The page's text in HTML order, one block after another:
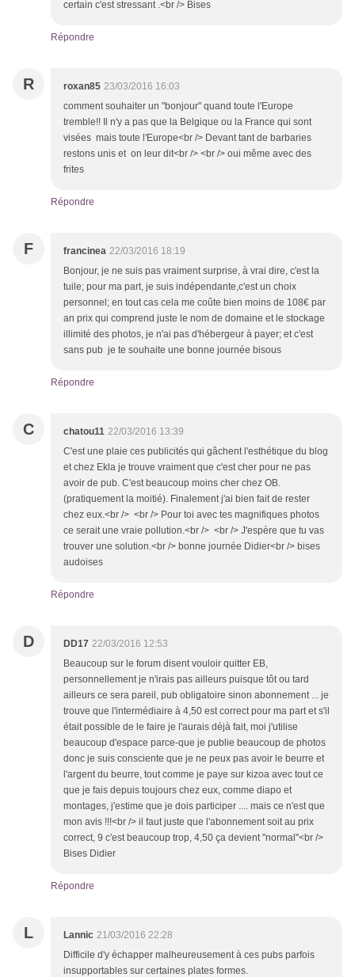
certain c'est stressant .<br /> Bises
Répondre
R roxan85 23/03/2016 16:03
comment souhaiter un "bonjour" quand toute l'Europe
tremble!! Il n'y a pas que la Belgique ou la France qui sont
visées mais toute l'Europe<br /> Devant tant de barbaries
restons unis et on leur dit<br /> <br /> oui même avec des
frites
Répondre
F francinea 22/03/2016 18:19
Bonjour, je ne suis pas vraiment surprise, à vrai dire, c'est la
tuile; pour ma part, je suis indépendante,c'est un choix
personnel; en tout cas cela me coûte bien moins de 108€ par
an prix qui comprend juste le nom de domaine et le stockage
illimité des photos, je n'ai pas d'hébergeur à payer; et c'est
sans pub je te souhaite une bonne journée bisous
Répondre
C chatou11 22/03/2016 13:39
C'est une plaie ces publicités qui gâchent l'esthétique du blog
et chez Ekla je trouve vraiment que c'est cher pour ne pas
avoir de pub. C'est beaucoup moins cher chez OB.
(pratiquement la moitié). Finalement j'ai bien fait de rester
chez eux.<br /> <br /> Pour toi avec tes magnifiques photos
ce serait une vraie pollution.<br /> <br /> J'espère que tu vas
trouver une solution.<br /> bonne journée Didier<br /> bises
audoises
Répondre
D DD17 22/03/2016 12:53
Beaucoup sur le forum disent vouloir quitter EB,
personnellement je n'irais pas ailleurs puisque tôt ou tard
ailleurs ce sera pareil, pub obligatoire sinon abonnement ... je
trouve que l'intermédiaire à 4,50 est correct pour ma part et s'il
était possible de le faire je l'aurais déjà fait, moi j'utilise
beaucoup d'espace parce-que je publie beaucoup de photos
donc je suis consciente que je ne peux pas avoir le beurre et
l'argent du beurre, tout comme je paye sur kizoa avec tout ce
que je fais depuis toujours chez eux, comme diapo et
montages, j'estime que je dois participer .... mais ce n'est que
mon avis !!!<br /> il faut juste que l'abonnement soit au prix
correct, 9 c'est beaucoup trop, 4,50 ça devient "normal"<br />
Bises Didier
Répondre
L Lannic 21/03/2016 22:28
Difficile d'y échapper malheureusement à ces pubs parfois
insupportables sur certaines plates formes.